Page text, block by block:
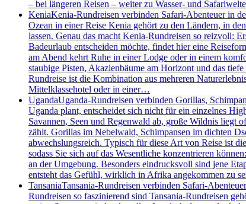
– bei längeren Reisen – weiter zu Wasser- und
KeniaKenia-Rundreisen verbinden Safari-Abenteuer in
Ozean in einer Reise Kenia gehört zu den Ländern, in
lassen. Genau das macht Kenia-Rundreisen so reizvoll:
Badeurlaub entscheiden möchte, findet hier eine
am Abend kehrt Ruhe in einer Lodge oder in einem
staubige Pisten, Akazienbäume am Horizont und das
Rundreise ist die Kombination aus mehreren
Mittelklassehotel oder in einer…
UgandaUganda-Rundreisen verbinden Gorillas,
Uganda plant, entscheidet sich nicht für ein einzelnes
Savannen, Seen und Regenwald ab, große Wildnis liegt
zählt. Gorillas im Nebelwald, Schimpansen im dichten
abwechslungsreich. Typisch für diese Art von Reise ist
sodass Sie sich auf das Wesentliche konzentrieren
an der Umgebung. Besonders eindrucksvoll sind jene
entsteht das Gefühl, wirklich in Afrika angekommen zu
TansaniaTansania-Rundreisen verbinden Safari-
Rundreisen so faszinierend sind Tansania-Rundreisen